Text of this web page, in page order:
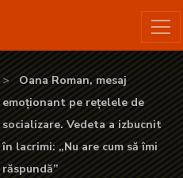
pe rețelele de socializare.
Oana Roman, mesaj
emoționant pe rețelele de
socializare. Vedeta a izbucnit
în lacrimi: „Nu are cum să îmi
răspundă”